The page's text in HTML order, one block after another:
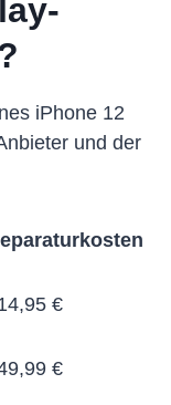
iPhone 12
und der
€
€